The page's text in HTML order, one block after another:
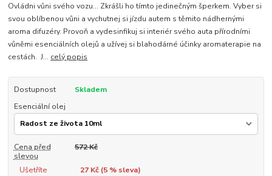
Ovládni vůni svého vozu... Zkrášli ho tímto jedinečným šperkem. Vyber si
svou oblíbenou vůni a vychutnej si jízdu autem s těmito nádhernými
aroma difuzéry. Provoň a vydesinfikuj si interiér svého auta přírodními
vůněmi esenciálních olejů a užívej si blahodárné účinky aromaterapie na
cestách. J... celý popis
Dostupnost
Skladem
Esenciální olej
Cena před
slevou
572 Kč
Ušetříte 27 Kč (5% sleva)